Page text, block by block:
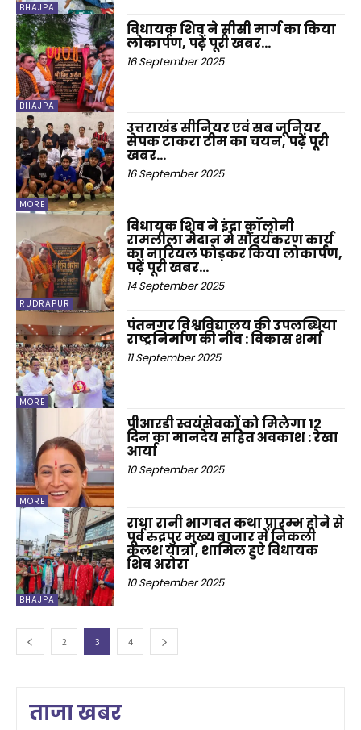
BHAJPA
BHAJPA
विधायक शिव ने सीसी मार्ग का किया
लोकार्पण, पढ़ें पूरी खबर…
16 September 2025
MORE
उत्तराखंड सीनियर एवं सब जूनियर
सेपक टाकरा टीम का चयन, पढ़ें पूरी
खबर…
16 September 2025
RUDRAPUR
विधायक शिव ने इंद्रा कॉलोनी
रामलीला मैदान मे सौंदर्यकरण कार्य
का नारियल फोड़कर किया लोकार्पण,
पढ़ें पूरी खबर…
14 September 2025
MORE
पंतनगर विश्वविद्यालय की उपलब्धिया
राष्ट्रनिर्माण की नींव : विकास शर्मा
11 September 2025
MORE
पीआरडी स्वयंसेवकों को मिलेगा 12
दिन का मानदेय सहित अवकाश : रेखा
आर्या
10 September 2025
BHAJPA
राधा रानी भागवत कथा प्रारम्भ होने से
पूर्व रुद्रपुर मुख्य बाजार में निकली
कलश यात्रा, शामिल हुऐ विधायक
शिव अरोरा
10 September 2025
2 3 4
ताजा खबर